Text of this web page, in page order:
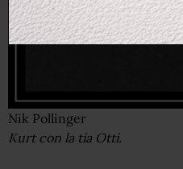
Nik Pollinger
Kurt con la tía Otti.